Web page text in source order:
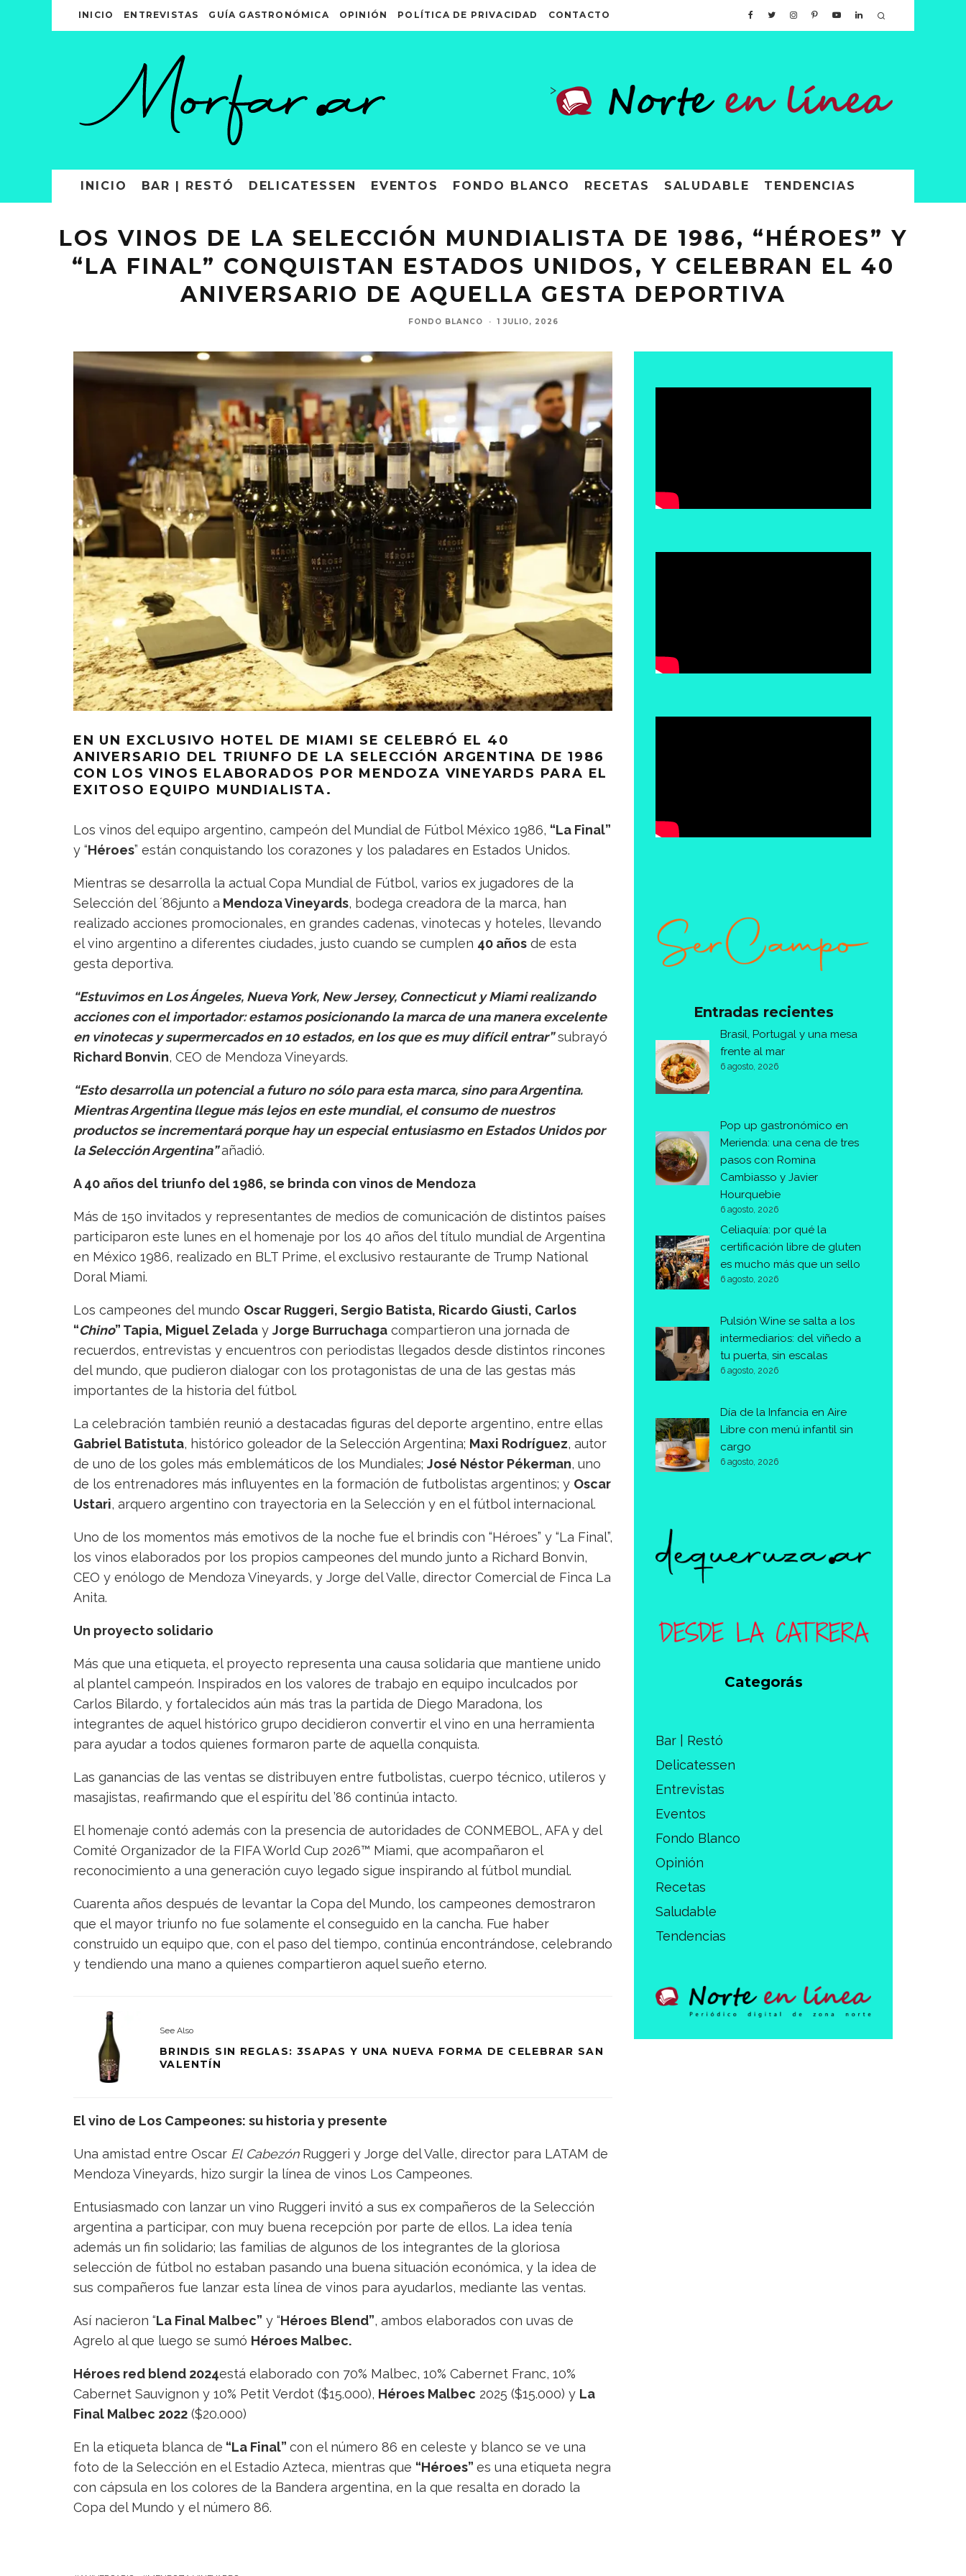
INICIO ENTREVISTAS GUÍA GASTRONÓMICA OPINIÓN POLÍTICA DE PRIVACIDAD CONTACTO
>
INICIO BAR | RESTÓ DELICATESSEN EVENTOS FONDO BLANCO RECETAS SALUDABLE TENDENCIAS
LOS VINOS DE LA SELECCIÓN MUNDIALISTA DE 1986, “HÉROES” Y
“LA FINAL” CONQUISTAN ESTADOS UNIDOS, Y CELEBRAN EL 40
ANIVERSARIO DE AQUELLA GESTA DEPORTIVA
FONDO BLANCO · 1 JULIO, 2026
EN UN EXCLUSIVO HOTEL DE MIAMI SE CELEBRÓ EL 40
ANIVERSARIO DEL TRIUNFO DE LA SELECCIÓN ARGENTINA DE 1986
CON LOS VINOS ELABORADOS POR MENDOZA VINEYARDS PARA EL
EXITOSO EQUIPO MUNDIALISTA.
Los vinos del equipo argentino, campeón del Mundial de Fútbol México 1986, “La Final”
y “Héroes” están conquistando los corazones y los paladares en Estados Unidos.
Mientras se desarrolla la actual Copa Mundial de Fútbol, varios ex jugadores de la
Selección del ´86junto a Mendoza Vineyards, bodega creadora de la marca, han
realizado acciones promocionales, en grandes cadenas, vinotecas y hoteles, llevando
el vino argentino a diferentes ciudades, justo cuando se cumplen 40 años de esta
gesta deportiva.
“Estuvimos en Los Ángeles, Nueva York, New Jersey, Connecticut y Miami realizando
acciones con el importador: estamos posicionando la marca de una manera excelente
en vinotecas y supermercados en 10 estados, en los que es muy difícil entrar”subrayó
Richard Bonvin, CEO de Mendoza Vineyards.
“Esto desarrolla un potencial a futuro no sólo para esta marca, sino para Argentina.
Mientras Argentina llegue más lejos en este mundial, el consumo de nuestros
productos se incrementará porque hay un especial entusiasmo en Estados Unidos por
la Selección Argentina”añadió.
A 40 años del triunfo del 1986, se brinda con vinos de Mendoza
Más de 150 invitados y representantes de medios de comunicación de distintos países
participaron este lunes en el homenaje por los 40 años del título mundial de Argentina
en México 1986, realizado en BLT Prime, el exclusivo restaurante de Trump National
Doral Miami.
Los campeones del mundo Oscar Ruggeri, Sergio Batista, Ricardo Giusti, Carlos
“Chino” Tapia, Miguel Zelada y Jorge Burruchaga compartieron una jornada de
recuerdos, entrevistas y encuentros con periodistas llegados desde distintos rincones
del mundo, que pudieron dialogar con los protagonistas de una de las gestas más
importantes de la historia del fútbol.
La celebración también reunió a destacadas figuras del deporte argentino, entre ellas
Gabriel Batistuta, histórico goleador de la Selección Argentina; Maxi Rodríguez, autor
de uno de los goles más emblemáticos de los Mundiales; José Néstor Pékerman, uno
de los entrenadores más influyentes en la formación de futbolistas argentinos; y Oscar
Ustari, arquero argentino con trayectoria en la Selección y en el fútbol internacional.
Uno de los momentos más emotivos de la noche fue el brindis con “Héroes” y “La Final”,
los vinos elaborados por los propios campeones del mundo junto a Richard Bonvin,
CEO y enólogo de Mendoza Vineyards, y Jorge del Valle, director Comercial de Finca La
Anita.
Un proyecto solidario
Más que una etiqueta, el proyecto representa una causa solidaria que mantiene unido
al plantel campeón. Inspirados en los valores de trabajo en equipo inculcados por
Carlos Bilardo, y fortalecidos aún más tras la partida de Diego Maradona, los
integrantes de aquel histórico grupo decidieron convertir el vino en una herramienta
para ayudar a todos quienes formaron parte de aquella conquista.
Las ganancias de las ventas se distribuyen entre futbolistas, cuerpo técnico, utileros y
masajistas, reafirmando que el espíritu del ’86 continúa intacto.
El homenaje contó además con la presencia de autoridades de CONMEBOL, AFA y del
Comité Organizador de la FIFA World Cup 2026™️ Miami, que acompañaron el
reconocimiento a una generación cuyo legado sigue inspirando al fútbol mundial.
Cuarenta años después de levantar la Copa del Mundo, los campeones demostraron
que el mayor triunfo no fue solamente el conseguido en la cancha. Fue haber
construido un equipo que, con el paso del tiempo, continúa encontrándose, celebrando
y tendiendo una mano a quienes compartieron aquel sueño eterno.
See Also
BRINDIS SIN REGLAS: 3SAPAS Y UNA NUEVA FORMA DE CELEBRAR SAN
VALENTÍN
El vino de Los Campeones: su historia y presente
Una amistad entre Oscar El CabezónRuggeri y Jorge del Valle, director para LATAM de
Mendoza Vineyards, hizo surgir la línea de vinos Los Campeones.
Entusiasmado con lanzar un vino Ruggeri invitó a sus ex compañeros de la Selección
argentina a participar, con muy buena recepción por parte de ellos. La idea tenía
además un fin solidario; las familias de algunos de los integrantes de la gloriosa
selección de fútbol no estaban pasando una buena situación económica, y la idea de
sus compañeros fue lanzar esta línea de vinos para ayudarlos, mediante las ventas.
Así nacieron “La Final Malbec” y “Héroes Blend”, ambos elaborados con uvas de
Agrelo al que luego se sumó Héroes Malbec.
Héroes red blend 2024está elaborado con 70% Malbec, 10% Cabernet Franc, 10%
Cabernet Sauvignon y 10% Petit Verdot ($15.000), Héroes Malbec 2025 ($15.000) y La
Final Malbec 2022 ($20.000)
En la etiqueta blanca de “La Final” con el número 86 en celeste y blanco se ve una
foto de la Selección en el Estadio Azteca, mientras que “Héroes” es una etiqueta negra
con cápsula en los colores de la Bandera argentina, en la que resalta en dorado la
Copa del Mundo y el número 86.
Entradas recientes
Brasil, Portugal y una mesa
frente al mar
6 agosto, 2026
Pop up gastronómico en
Merienda: una cena de tres
pasos con Romina
Cambiasso y Javier
Hourquebie
6 agosto, 2026
Celiaquía: por qué la
certificación libre de gluten
es mucho más que un sello
6 agosto, 2026
Pulsión Wine se salta a los
intermediarios: del viñedo a
tu puerta, sin escalas
6 agosto, 2026
Día de la Infancia en Aire
Libre con menú infantil sin
cargo
6 agosto, 2026
Categorás
Bar | Restó
Delicatessen
Entrevistas
Eventos
Fondo Blanco
Opinión
Recetas
Saludable
Tendencias